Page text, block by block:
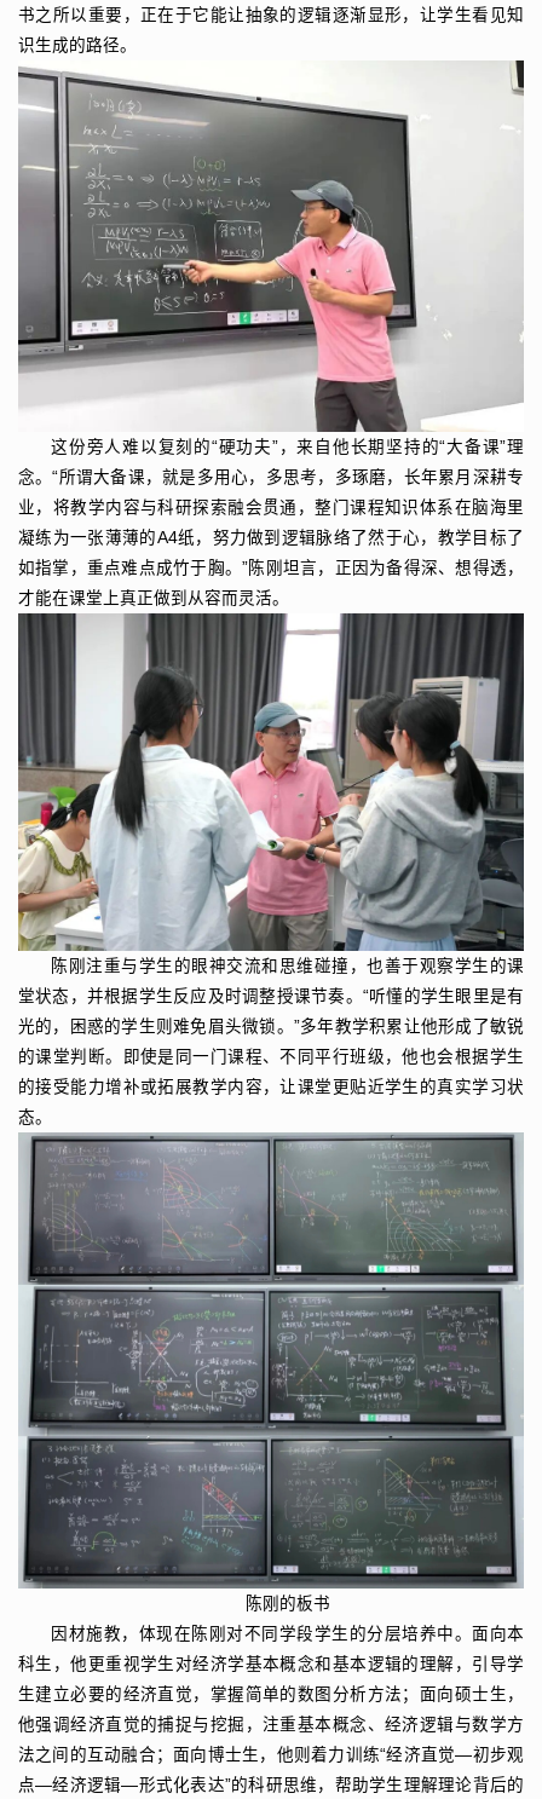
书之所以重要，正在于它能让抽象的逻辑逐渐显形，让学生看见知
识生成的路径。
这份旁人难以复刻的“硬功夫”，来自他长期坚持的“大备课”理
念。“所谓大备课，就是多用心，多思考，多琢磨，长年累月深耕专
业，将教学内容与科研探索融会贯通，整门课程知识体系在脑海里
凝练为一张薄薄的A4纸，努力做到逻辑脉络了然于心，教学目标了
如指掌，重点难点成竹于胸。”陈刚坦言，正因为备得深、想得透，
才能在课堂上真正做到从容而灵活。
陈刚注重与学生的眼神交流和思维碰撞，也善于观察学生的课
堂状态，并根据学生反应及时调整授课节奏。“听懂的学生眼里是有
光的，困惑的学生则难免眉头微锁。”多年教学积累让他形成了敏锐
的课堂判断。即使是同一门课程、不同平行班级，他也会根据学生
的接受能力增补或拓展教学内容，让课堂更贴近学生的真实学习状
态。
陈刚的板书
因材施教，体现在陈刚对不同学段学生的分层培养中。面向本
科生，他更重视学生对经济学基本概念和基本逻辑的理解，引导学
生建立必要的经济直觉，掌握简单的数图分析方法；面向硕士生，
他强调经济直觉的捕捉与挖掘，注重基本概念、经济逻辑与数学方
法之间的互动融合；面向博士生，他则着力训练“经济直觉—初步观
点—经济逻辑—形式化表达”的科研思维，帮助学生理解理论背后的